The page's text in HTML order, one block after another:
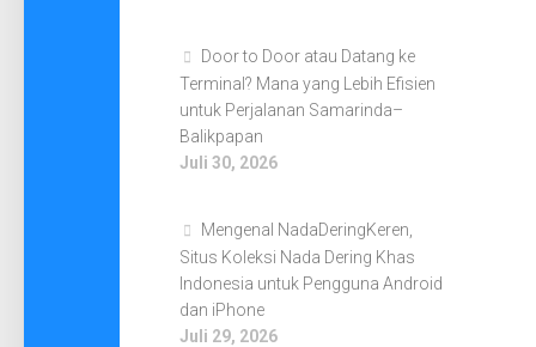
Door to Door atau Datang ke
Terminal? Mana yang Lebih Efisien
untuk Perjalanan Samarinda–
Balikpapan
Juli 30, 2026
Mengenal NadaDeringKeren,
Situs Koleksi Nada Dering Khas
Indonesia untuk Pengguna Android
dan iPhone
Juli 29, 2026